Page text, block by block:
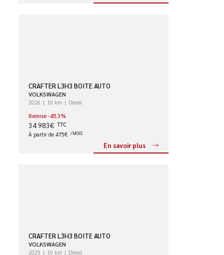
CRAFTER L3H3 BOITE AUTO
VOLKSWAGEN
2026 10 km
Diesel
Remise -45.3%
34 983€ TTC
À partir de 475€ /MOIS
En savoir plus
CRAFTER L3H3 BOITE AUTO
VOLKSWAGEN
2025 10 km
Diesel